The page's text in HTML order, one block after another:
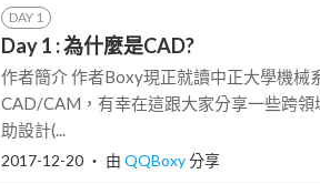
DAY 1
Day 1 : 為什麼是CAD?
作者簡介 作者Boxy現正就讀中正大學機械
CAD/CAM，有幸在這跟大家分享一些跨
助設計(...
2017-12-20 ‧ 由 QQBoxy分享